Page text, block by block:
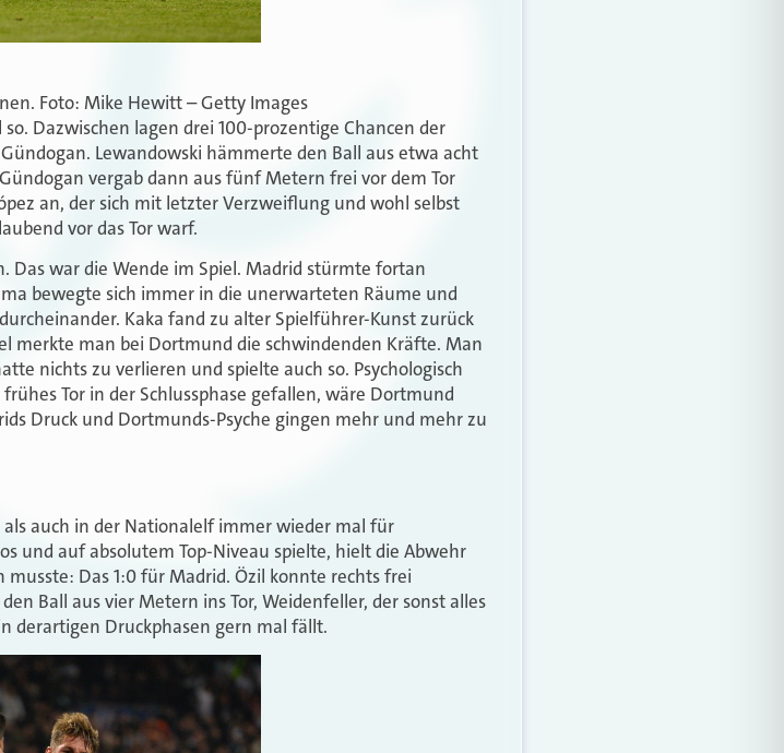
Foto: Mike Hewitt – Getty Images
Dazwischen lagen drei 100-prozentige Chancen der
Lewandowski hämmerte den Ball aus etwa acht
vergab dann aus fünf Metern frei vor dem Tor
an, der sich mit letzter Verzweiflung und wohl selbst
vor das Tor warf.
Das war die Wende im Spiel. Madrid stürmte fortan
bewegte sich immer in die unerwarteten Räume und
Kaka fand zu alter Spielführer-Kunst zurück
merkte man bei Dortmund die schwindenden Kräfte. Man
nichts zu verlieren und spielte auch so. Psychologisch
Tor in der Schlussphase gefallen, wäre Dortmund
Druck und Dortmunds-Psyche gingen mehr und mehr zu
auch in der Nationalelf immer wieder mal für
und auf absolutem Top-Niveau spielte, hielt die Abwehr
Das 1:0 für Madrid. Özil konnte rechts frei
Ball aus vier Metern ins Tor, Weidenfeller, der sonst alles
derartigen Druckphasen gern mal fällt.